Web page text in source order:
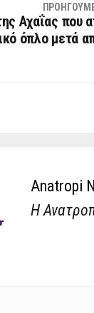
Αχαΐας που
όπλο μετά
Anatropi
Η